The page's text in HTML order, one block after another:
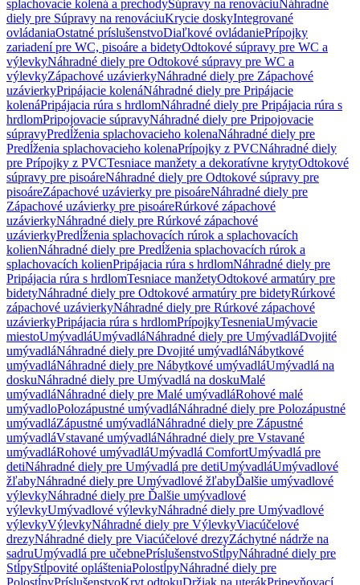
splachovacie kolená a prechodySúpravy na renováciuNáhradné
diely pre Súpravy na renováciuKrycie doskyIntegrované
ovládaniaOstatné príslušenstvoDiaľkové ovládaniePrípojky
zariadení pre WC, pisoáre a bidetyOdtokové súpravy pre WC a
výlevkyNáhradné diely pre Odtokové súpravy pre WC a
výlevkyZápachové uzávierkyNáhradné diely pre Zápachové
uzávierkyPripájacie kolenáNáhradné diely pre Pripájacie
kolenáPripájacia rúra s hrdlomNáhradné diely pre Pripájacia rúra s
hrdlomPripojovacie súpravyNáhradné diely pre Pripojovacie
súpravyPredĺženia splachovacieho kolenaNáhradné diely pre
Predĺženia splachovacieho kolenaPrípojky z PVCNáhradné diely
pre Prípojky z PVCTesniace manžety a dekoratívne krytyOdtokové
súpravy pre pisoáreNáhradné diely pre Odtokové súpravy pre
pisoáreZápachové uzávierky pre pisoáreNáhradné diely pre
Zápachové uzávierky pre pisoáreRúrkové zápachové
uzávierkyNáhradné diely pre Rúrkové zápachové
uzávierkyPredĺženia splachovacích rúrok a splachovacích
kolienNáhradné diely pre Predĺženia splachovacích rúrok a
splachovacích kolienPripájacia rúra s hrdlomNáhradné diely pre
Pripájacia rúra s hrdlomTesniace manžetyOdtokové armatúry pre
bidetyNáhradné diely pre Odtokové armatúry pre bidetyRúrkové
zápachové uzávierkyNáhradné diely pre Rúrkové zápachové
uzávierkyPripájacia rúra s hrdlomPrípojkyTesneniaUmývacie
miestoUmývadláUmývadláNáhradné diely pre UmývadláDvojité
umývadláNáhradné diely pre Dvojité umývadláNábytkové
umývadláNáhradné diely pre Nábytkové umývadláUmývadlá na
doskuNáhradné diely pre Umývadlá na doskuMalé
umývadláNáhradné diely pre Malé umývadláRohové malé
umývadloPolozápustné umývadláNáhradné diely pre Polozápustné
umývadláZápustné umývadláNáhradné diely pre Zápustné
umývadláVstavané umývadláNáhradné diely pre Vstavané
umývadláRohové umývadláUmývadlá ComfortUmývadlá pre
detiNáhradné diely pre Umývadlá pre detiUmývadláUmývadlové
žľabyNáhradné diely pre Umývadlové žľabyĎalšie umývadlové
výlevkyNáhradné diely pre Ďalšie umývadlové
výlevkyUmývadlové výlevkyNáhradné diely pre Umývadlové
výlevkyVýlevkyNáhradné diely pre VýlevkyViacúčelové
drezyNáhradné diely pre Viacúčelové drezyZáchytné nádrže na
sadruUmývadlá pre učebnePríslušenstvoStĺpyNáhradné diely pre
StĺpyStĺpovité oplášteniaPolostĺpyNáhradné diely pre
PolostĺpyPríslušenstvoKryt odtokuDržiak na uterákPripevňovací